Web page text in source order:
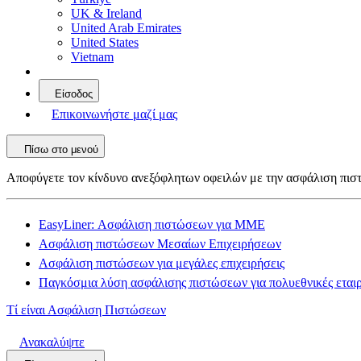
UK & Ireland
United Arab Emirates
United States
Vietnam
Είσοδος
Επικοινωνήστε μαζί μας
Πίσω στο μενού
Αποφύγετε τον κίνδυνο ανεξόφλητων οφειλών με την ασφάλιση
EasyLiner: Ασφάλιση πιστώσεων για ΜΜΕ
Ασφάλιση πιστώσεων Μεσαίων Επιχειρήσεων
Ασφάλιση πιστώσεων για μεγάλες επιχειρήσεις
Παγκόσμια λύση ασφάλισης πιστώσεων για πολυεθνικές
Τί είναι Ασφάλιση Πιστώσεων
Ανακαλύψτε